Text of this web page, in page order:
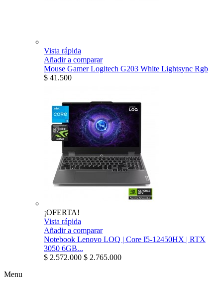
Vista rápida
Añadir a comparar
Mouse Gamer Logitech G203 White Lightsync Rgb
$ 41.500
¡OFERTA!
Vista rápida
Añadir a comparar
Notebook Lenovo LOQ | Core I5-12450HX | RTX
3050 6GB...
$ 2.572.000 $ 2.765.000
Menu